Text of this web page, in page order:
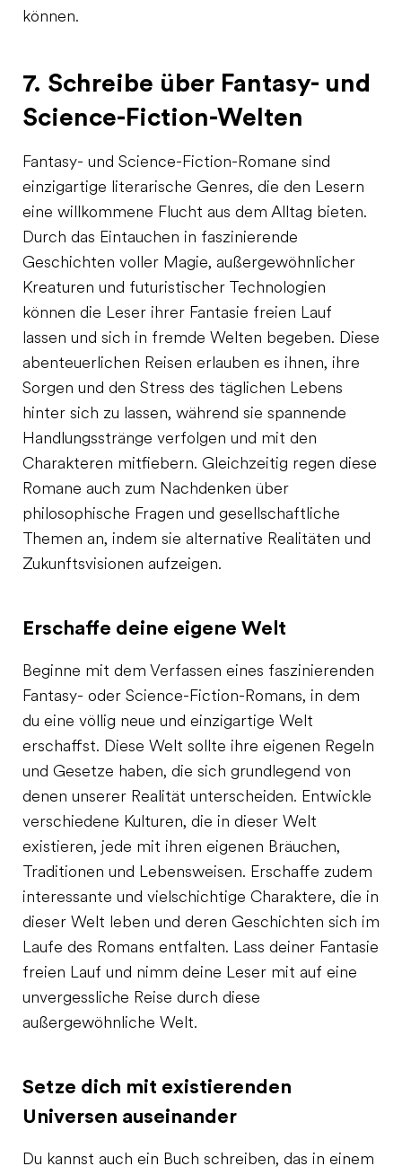
können.
7. Schreibe über Fantasy- und
Science-Fiction-Welten
Fantasy- und Science-Fiction-Romane sind
einzigartige literarische Genres, die den Lesern
eine willkommene Flucht aus dem Alltag bieten.
Durch das Eintauchen in faszinierende
Geschichten voller Magie, außergewöhnlicher
Kreaturen und futuristischer Technologien
können die Leser ihrer Fantasie freien Lauf
lassen und sich in fremde Welten begeben. Diese
abenteuerlichen Reisen erlauben es ihnen, ihre
Sorgen und den Stress des täglichen Lebens
hinter sich zu lassen, während sie spannende
Handlungsstränge verfolgen und mit den
Charakteren mitfiebern. Gleichzeitig regen diese
Romane auch zum Nachdenken über
philosophische Fragen und gesellschaftliche
Themen an, indem sie alternative Realitäten und
Zukunftsvisionen aufzeigen.
Erschaffe deine eigene Welt
Beginne mit dem Verfassen eines faszinierenden
Fantasy- oder Science-Fiction-Romans, in dem
du eine völlig neue und einzigartige Welt
erschaffst. Diese Welt sollte ihre eigenen Regeln
und Gesetze haben, die sich grundlegend von
denen unserer Realität unterscheiden. Entwickle
verschiedene Kulturen, die in dieser Welt
existieren, jede mit ihren eigenen Bräuchen,
Traditionen und Lebensweisen. Erschaffe zudem
interessante und vielschichtige Charaktere, die in
dieser Welt leben und deren Geschichten sich im
Laufe des Romans entfalten. Lass deiner Fantasie
freien Lauf und nimm deine Leser mit auf eine
unvergessliche Reise durch diese
außergewöhnliche Welt.
Setze dich mit existierenden
Universen auseinander
Du kannst auch ein Buch schreiben, das in einem